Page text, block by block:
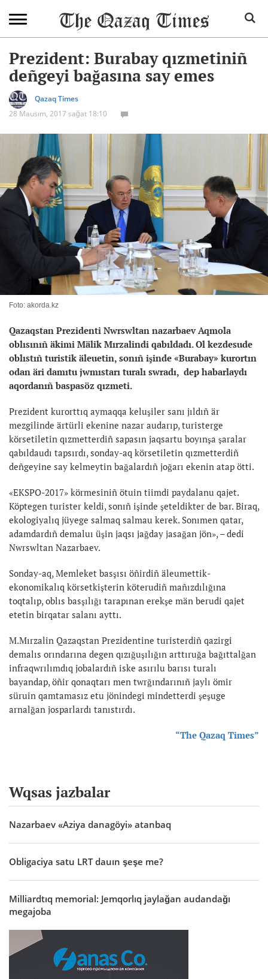
Prezident: Burabay qızmetiniñ
deñgeyi bağasına say emes
Qazaq Times
28 Mausım, 2017 sağat 18:10
Foto: akorda.kz
Qazaqstan Prezidenti Nwrswltan nazarbaev Aqmola
oblısınıñ äkimi Mälik Mırzalindi qabıldadı. Ol kezdesude
oblıstıñ turistik äleuetin, sonıñ işinde «Burabay» kurortın
odan äri damıtu jwmıstarı turalı swradı, dep habarlaydı
aqordanıñ baspasöz qızmeti.
Prezident kurorttıq aymaqqa keluşiler sanı jıldıñ är
mezgilinde ärtürli ekenine nazar audarıp, turisterge
körsetiletin qızmetterdiñ sapasın jaqsartu boyınşa şaralar
qabıldaudı tapsırdı, sonday-aq körsetiletin qızmetterdiñ
deñgeyine say kelmeytin bağalardıñ joğarı ekenin atap ötti.
«EKSPO-2017» körmesiniñ ötuin tiimdi paydalanu qajet.
Köptegen turister keldi, sonıñ işinde şeteldikter de bar. Biraq,
ekologiyalıq jüyege salmaq salmau kerek. Sonımen qatar,
adamdardıñ demaluı üşin jaqsı jağday jasağan jön», – dedi
Nwrswltan Nazarbaev.
Sonday-aq, Memleket basşısı öñirdiñ äleumettik-
ekonomikalıq körsetkişterin köterudiñ mañızdılığına
toqtalıp, oblıs basşılığı tarapınan erekşe män berudi qajet
etetin birqatar salanı ayttı.
M.Mırzalin Qazaqstan Prezidentine turisterdiñ qazirgi
demalıs orındarına degen qızığuşılığın arttıruğa bağıttalğan
infraqwrılımdıq jobalardıñ iske asırılu barısı turalı
bayandap, öñir qonaqtarı men twrğındarınıñ jaylı ömir
süruin qamtamasız etu jönindegi mindetterdi şeşuge
arnalğan josparlardı tanıstırdı.
“The Qazaq Times”
Wqsas jazbalar
Nazarbaev «Aziya danagöyi» atanbaq
Obligaciya satu LRT dauın şeşe me?
Milliardtıq memorial: Jemqorlıq jaylağan audandağı
megajoba